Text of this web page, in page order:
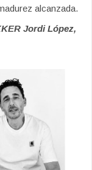
alcanzada.
Jordi López,